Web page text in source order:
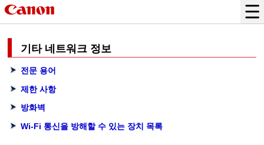
기타 네트워크 정보
전문 용어
제한 사항
방화벽
Wi-Fi 통신을 방해할 수 있는 장치 목록